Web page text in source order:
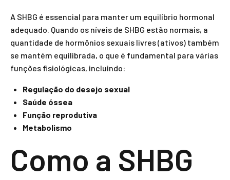
A SHBG é essencial para manter um equilíbrio hormonal
adequado. Quando os níveis de SHBG estão normais, a
quantidade de hormônios sexuais livres (ativos) também
se mantém equilibrada, o que é fundamental para várias
funções fisiológicas, incluindo:
Regulação do desejo sexual
Saúde óssea
Função reprodutiva
Metabolismo
Como a SHBG